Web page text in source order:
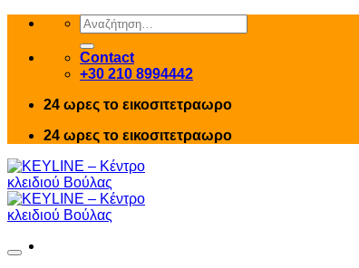
Skip
content
Αναζήτηση
για:
Contact
+30 210 8994442
24 ωρες το εικοσιτετραωρο
24 ωρες το εικοσιτετραωρο